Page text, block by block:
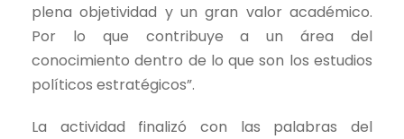
plena objetividad y un gran valor académico.
Por lo que contribuye a un área del
conocimiento dentro de lo que son los estudios
políticos estratégicos”.
La actividad finalizó con las palabras del